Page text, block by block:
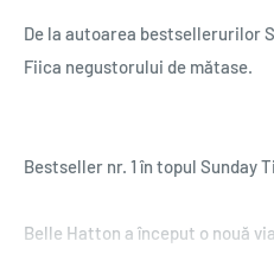
De la autoarea bestsellerurilor
Fiica negustorului de mătase.
Bestseller nr. 1 în topul Sunday
Belle Hatton a început o nouă